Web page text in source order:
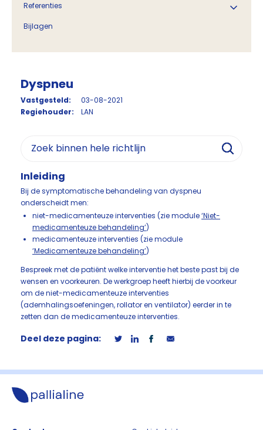
Referenties
Bijlagen
Dyspneu
Vastgesteld:
03-08-2021
Regiehouder:
LAN
Inleiding
Bij de symptomatische behandeling van dyspneu
onderscheidt men:
niet-medicamenteuze interventies (zie module‘Niet-
medicamenteuze behandeling’)
medicamenteuze interventies (zie module
‘Medicamenteuze behandeling’)
Bespreek met de patiënt welke interventie het beste past bij de
wensen en voorkeuren. De werkgroep heeft hierbij de voorkeur
om de niet-medicamenteuze interventies
(ademhalingsoefeningen, rollator en ventilator) eerder in te
zetten dan de medicamenteuze interventies.
Deel deze pagina: